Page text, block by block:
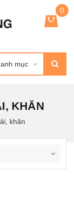
mục
0
KHĂN
khăn